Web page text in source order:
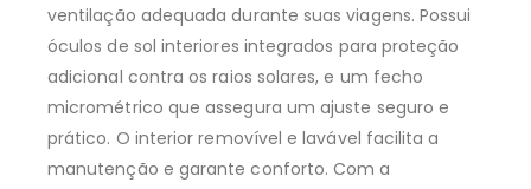
ventilação adequada durante suas viagens. Possui
óculos de sol interiores integrados para proteção
adicional contra os raios solares, e um fecho
micrométrico que assegura um ajuste seguro e
prático. O interior removível e lavável facilita a
manutenção e garante conforto. Com a